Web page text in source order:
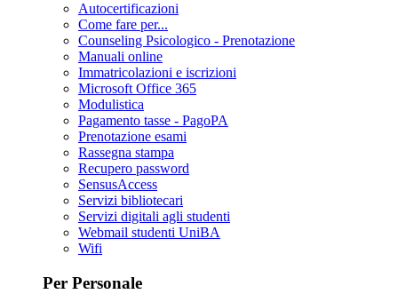
Autocertificazioni
Come fare per...
Counseling Psicologico - Prenotazione
Manuali online
Immatricolazioni e iscrizioni
Microsoft Office 365
Modulistica
Pagamento tasse - PagoPA
Prenotazione esami
Rassegna stampa
Recupero password
SensusAccess
Servizi bibliotecari
Servizi digitali agli studenti
Webmail studenti UniBA
Wifi
Per Personale